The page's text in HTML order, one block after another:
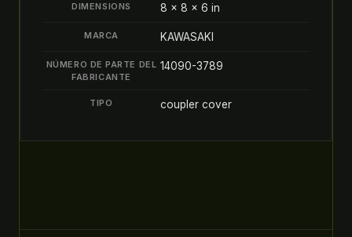
PROTECCIÓN
PTO
quantity
DIMENSIONS 8 × 8 × 6 in
MARCA KAWASAKI
NÚMERO DE PARTE DEL
FABRICANTE
14090-3789
TIPO coupler cover